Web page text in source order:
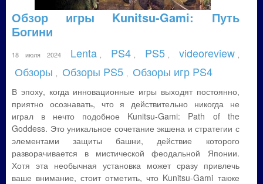
Обзор игры Kunitsu-Gami: Путь
Богини
18 июля 2024 Lenta PS4 PS5 videoreview
Обзоры Обзоры PS5 Обзоры игр PS4
В эпоху, когда инновационные игры выходят постоянно,
приятно осознавать, что я действительно никогда не
играл в нечто подобное Kunitsu-Gami: Path of the
Goddess. Это уникальное сочетание экшена и стратегии с
элементами защиты башни, действие которого
разворачивается в мистической феодальной Японии.
Хотя эта необычная установка может сразу привлечь
ваше внимание, стоит отметить, что Kunitsu-Gami также